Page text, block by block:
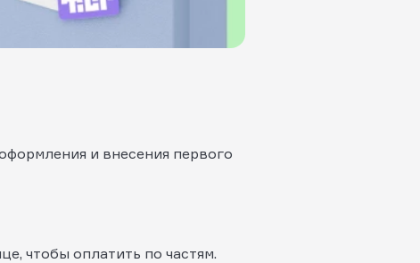
и внесения первого
чтобы оплатить по частям.